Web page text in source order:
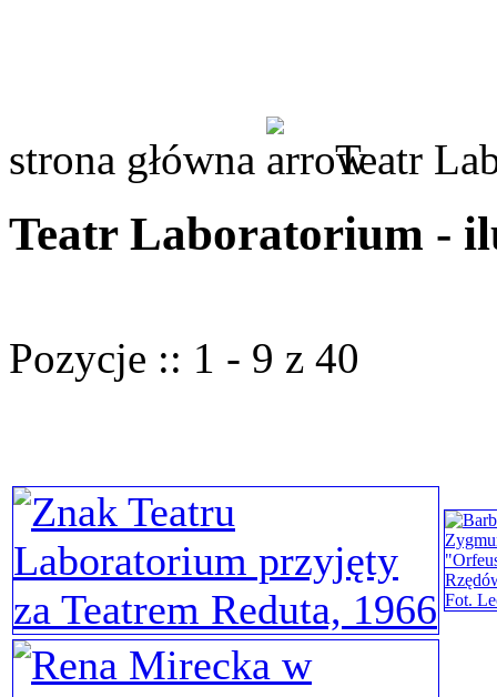
strona główna Teatr
Teatr Laboratorium -
Pozycje :: 1 - 9 z 40